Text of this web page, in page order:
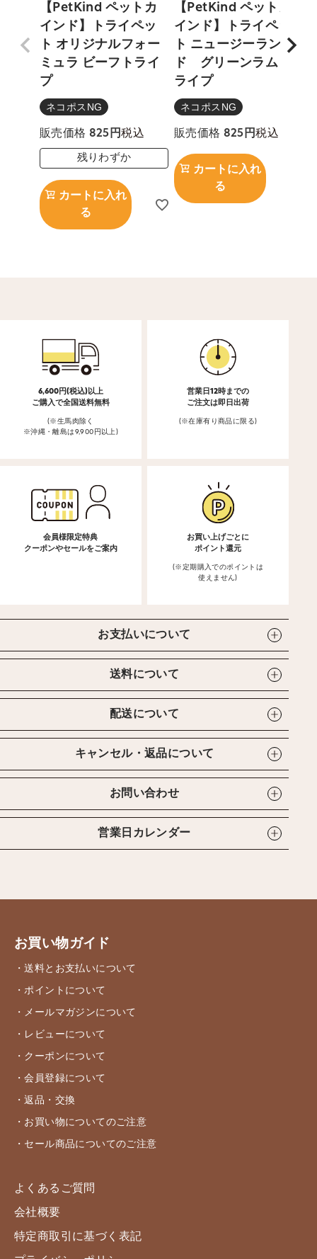
【PetKind ペットカ
インド】トライペッ
ト オリジナルフォー
ミュラ ビーフトライ
プ
ネコポスNG
販売価格 825 税込
残りわずか
カートに入れ
る
【PetKind ペットカ
インド】トライペッ
ト ニュージーラン
ド グリーンラムト
ライプ
ネコポスNG
販売価格 825 税込
カートに入れ
る
6,600円(税込)以上
ご購入で全国送料無料
(※生馬肉除く
※沖縄・離島は9,900円以上)
営業日12時までの
ご注文は即日出荷
(※在庫有り商品に限る)
会員様限定特典
クーポンやセールをご案内
お買い上げごとに
ポイント還元
(※定期購入でのポイントは
使えません)
お支払いについて
送料について
配送について
キャンセル・返品について
お問い合わせ
営業日カレンダー
お買い物ガイド
・送料とお支払いについて
・ポイントについて
・メールマガジンについて
・レビューについて
・クーポンについて
・会員登録について
・返品・交換
・お買い物についてのご注意
・セール商品についてのご注意
よくあるご質問
会社概要
特定商取引に基づく表記